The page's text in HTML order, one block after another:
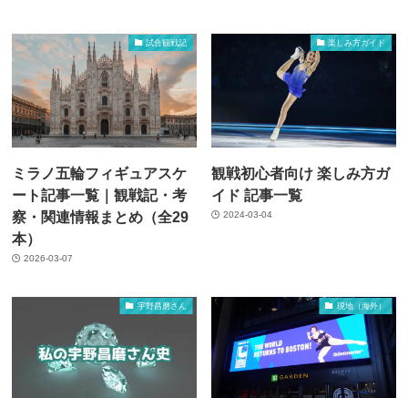
試合観戦記
ミラノ五輪フィギュアスケ
ート記事一覧｜観戦記・考
察・関連情報まとめ（全29
本）
2026-03-07
楽しみ方ガイド
観戦初心者向け 楽しみ方ガ
イド 記事一覧
2024-03-04
宇野昌磨さん 現地（海外）